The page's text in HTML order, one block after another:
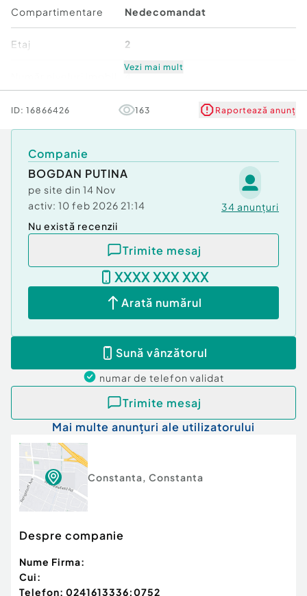
Compartimentare Nedecomandat
Etaj 2
Stare Bună
Vezi mai mult
ID: 16866426 163 Raportează anunț
Companie
BOGDAN PUTINA
pe site din 14 Nov
activ: 10 feb 2026 21:14 34 anunțuri
Nu există recenzii
Trimite mesaj
XXXX XXX XXX
Arată numărul
Sună vânzătorul
numar de telefon validat
Trimite mesaj
Mai multe anunțuri ale utilizatorului
Constanta, Constanta
Despre companie
Nume Firma:
Cui:
Telefon: 0241613336;0752